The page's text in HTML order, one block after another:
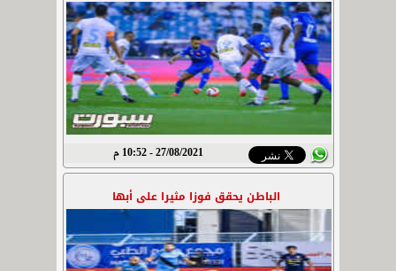
27/08/2021 - 10:52 م
الباطن يحقق فوزا مثيرا على أبها